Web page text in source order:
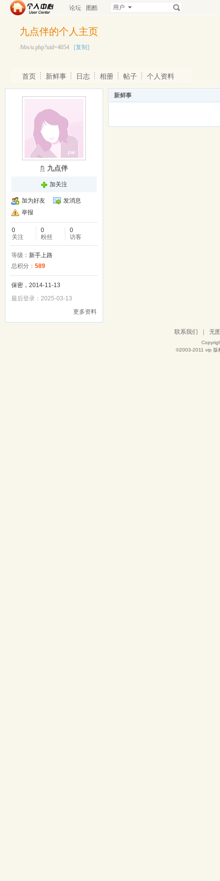
论坛 图酷 用户
九点伴的个人主页
/bbs/u.php?uid=4054 [复制]
首页 新鲜事 日志 相册 帖子 个人资料
九点伴
加关注
加为好友
发消息
举报
0
关注
0
粉丝
0
访客
等级： 新手上路
总积分： 589
保密，2014-11-13
最后登录：2025-03-13
更多资料
新鲜事
联系我们 无
©2003-2011 vip 版